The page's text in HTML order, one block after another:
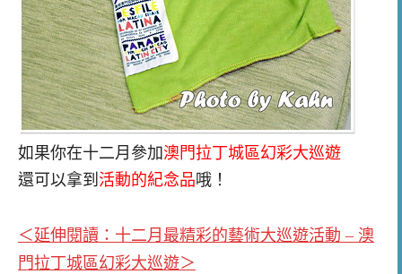
如果你在十二月參加澳門拉丁城區幻彩大巡遊
還可以拿到 活動的紀念品哦！
＜延伸閱讀：十二月最精彩的藝術大巡遊活動 – 澳
門拉丁城區幻彩大巡遊＞